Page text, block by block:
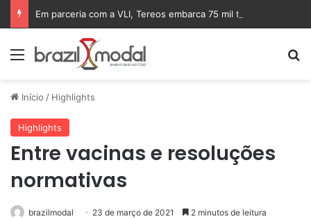
Menu
Início / Highlights
Highlights
Entre vacinas e resoluções
normativas
brazilmodal 23 de março de 2021 2 minutos de leitura